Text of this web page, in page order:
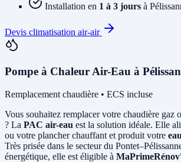
Installation en 1 à 3 jours à
Devis climatisation air-air
Pompe à Chaleur Air-Eau à
Remplacement chaudière • ECS incluse
Vous souhaitez remplacer votre chaudière gaz
? La PAC air-eau est la solution idéale. Elle
ou votre plancher chauffant et produit votre
Très prisée dans le secteur du
énergétique, elle est éligible à